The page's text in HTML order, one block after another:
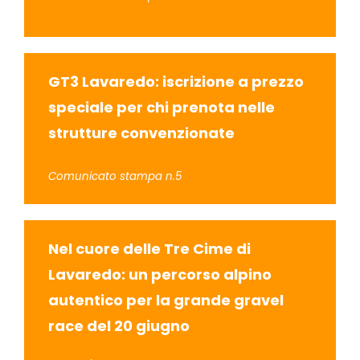
GT3 Lavaredo: iscrizione a prezzo
speciale per chi prenota nelle
strutture convenzionate
Comunicato stampa n.5
Nel cuore delle Tre Cime di
Lavaredo: un percorso alpino
autentico per la grande gravel
race del 20 giugno